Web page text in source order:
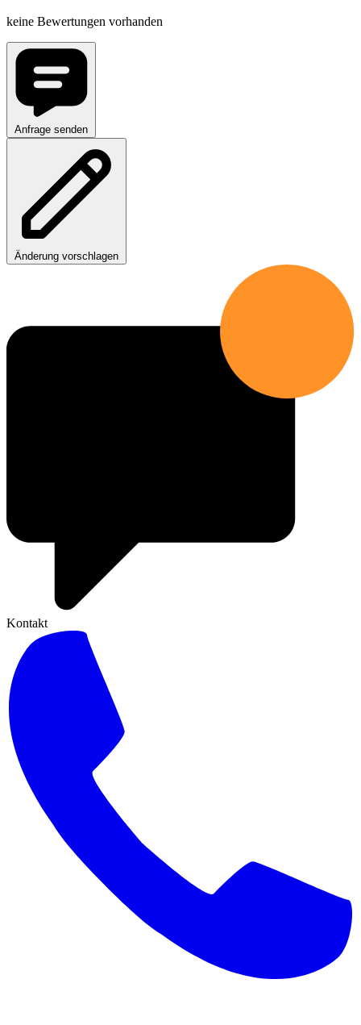
keine Bewertungen vorhanden
Anfrage senden
Änderung vorschlagen
Kontakt